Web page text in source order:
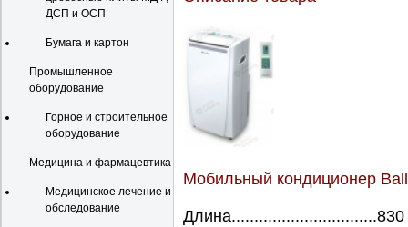
ДСП и ОСП
Бумага и картон
Промышленное
оборудование
Горное и строительное
оборудование
Медицина и фармацевтика
Медицинское лечение и
обследование
Мобильный кондиционер
Длина................................830